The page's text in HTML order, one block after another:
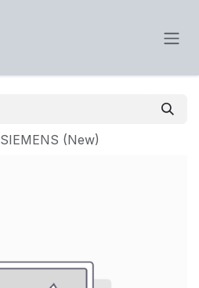
SIEMENS (New)